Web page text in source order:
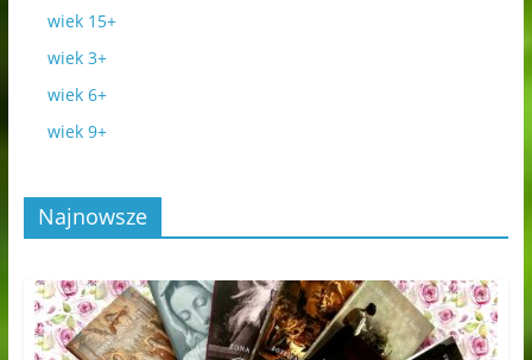
wiek 15+
wiek 3+
wiek 6+
wiek 9+
Najnowsze